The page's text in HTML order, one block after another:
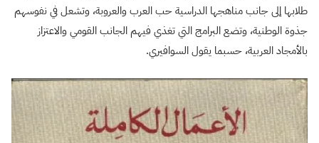
طلابها إلى جانب مناهجها الدراسية حب العرب والعروبة، وتشعل في نفوسهم
جذوة الوطنية، وتضع البرامج التي تغذي فيهم الجانب القومي والاعتزاز
بالأمجاد العربية، حسبما يقول السوافيري.